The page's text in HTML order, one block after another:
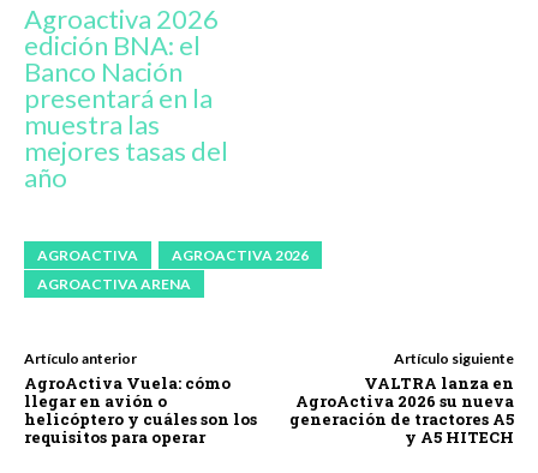
Agroactiva 2026
edición BNA: el
Banco Nación
presentará en la
muestra las
mejores tasas del
año
AGROACTIVA
AGROACTIVA 2026
AGROACTIVA ARENA
Artículo anterior
AgroActiva Vuela: cómo
llegar en avión o
helicóptero y cuáles son los
requisitos para operar
Artículo siguiente
VALTRA lanza en
AgroActiva 2026 su nueva
generación de tractores A5
y A5 HITECH